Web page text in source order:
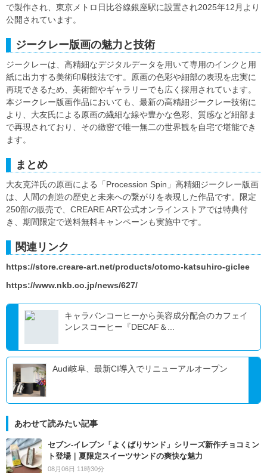
で製作され、東京メトロ日比谷線銀座駅に設置され2025年12月より
公開されています。
ジークレー版画の魅力と技術
ジークレーは、高精細なデジタルデータを用いて専用のインクと用
紙に出力する美術印刷技法です。原画の色彩や細部の表現を忠実に
再現できるため、美術館やギャラリーでも広く採用されています。
本ジークレー版画作品においても、最新の高精細ジークレー技術に
より、大友氏による原画の繊細な線や豊かな色彩、質感など細部ま
で再現されており、その緻密で唯一無二の世界観を自宅で堪能でき
ます。
まとめ
大友克洋氏の原画による「Procession Spin」高精細ジークレー版画
は、人間の創造の歴史と未来への繋がりを表現した作品です。限定
250部の販売で、CREARE ART公式オンラインストアでは特典付
き、期間限定で送料無料キャンペーンも実施中です。
関連リンク
https://store.creare-art.net/products/otomo-katsuhiro-giclee
https://www.nkb.co.jp/news/627/
キャラバンコーヒーから美容成分配合のカフェイ
ンレスコーヒー『DECAF＆...
Audi岐阜、最新CI導入でリニューアルオープン
あわせて読みたい記事
セブン‐イレブン「よくばりサンド」シリーズ新作チョコミン
ト登場｜夏限定スイーツサンドの爽快な魅力
08月06日 11時30分